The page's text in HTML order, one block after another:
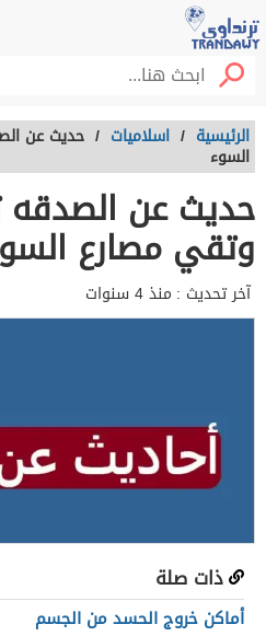
الرئيسية / اسلاميات / حديث عن
السوء
حديث عن الصدقه
وتقي مصارع
آخر تحديث : منذ 4 سنوات
ذات صلة
أماكن خروج الحسد من الجسم